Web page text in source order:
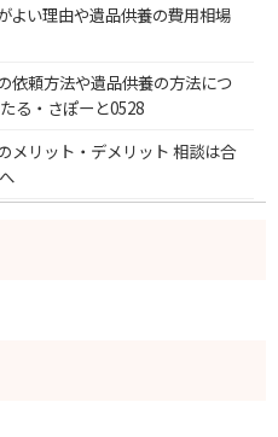
よい理由や遺品供養の費用相場
依頼方法や遺品供養の方法につ
る・さぽーと0528
メリット・デメリット 相談は合